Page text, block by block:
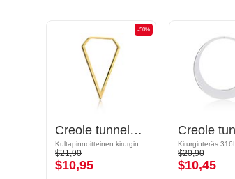
-50%
Creole tunneleille (kirurginen teräs, kulta, kiiltävä pinta)
$21,90
$10,95
Kirurginteräs 316L
$20,90
$10,45